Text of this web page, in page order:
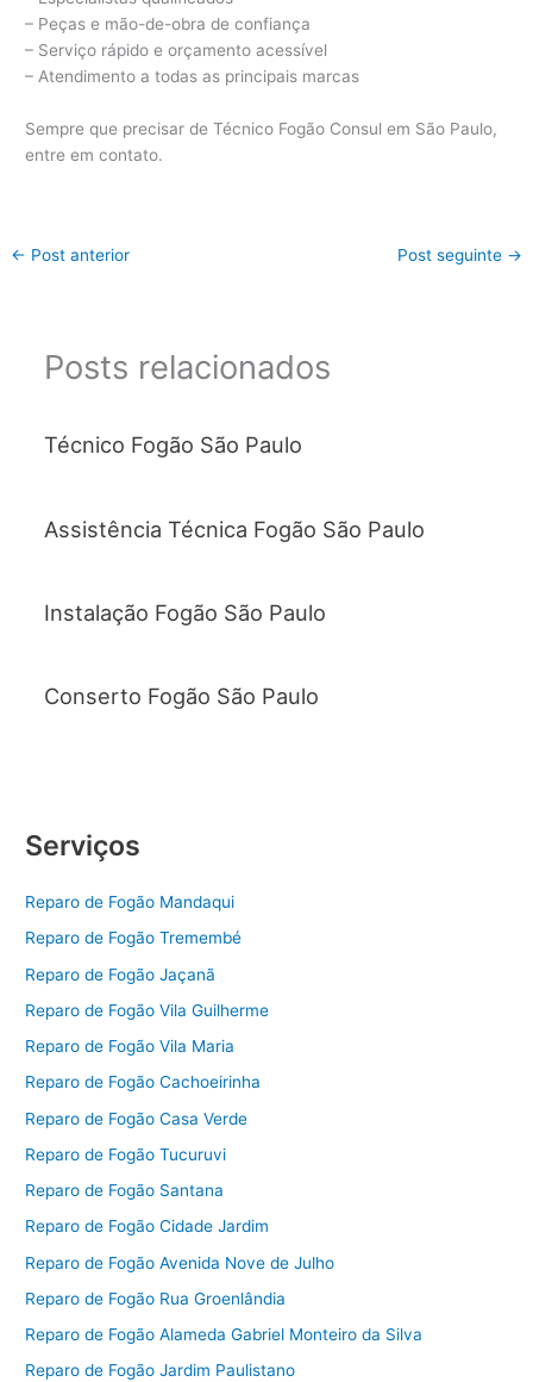
– Peças e mão-de-obra de confiança
– Serviço rápido e orçamento acessível
– Atendimento a todas as principais marcas
Sempre que precisar de Técnico Fogão Consul em São Paulo,
entre em contato.
← Post anterior Post seguinte →
Posts relacionados
Técnico Fogão São Paulo
Assistência Técnica Fogão São Paulo
Instalação Fogão São Paulo
Conserto Fogão São Paulo
Serviços
Reparo de Fogão Mandaqui
Reparo de Fogão Tremembé
Reparo de Fogão Jaçanã
Reparo de Fogão Vila Guilherme
Reparo de Fogão Vila Maria
Reparo de Fogão Cachoeirinha
Reparo de Fogão Casa Verde
Reparo de Fogão Tucuruvi
Reparo de Fogão Santana
Reparo de Fogão Cidade Jardim
Reparo de Fogão Avenida Nove de Julho
Reparo de Fogão Rua Groenlândia
Reparo de Fogão Alameda Gabriel Monteiro da Silva
Reparo de Fogão Jardim Paulistano